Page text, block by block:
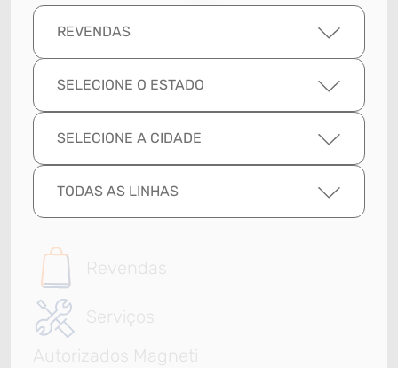
REVENDAS
SELECIONE O ESTADO
SELECIONE A CIDADE
TODAS AS LINHAS
Revendas
Serviços
Autorizados Magneti